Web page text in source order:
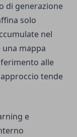
di generazione
solo
nel
mappa
alle
tende
e